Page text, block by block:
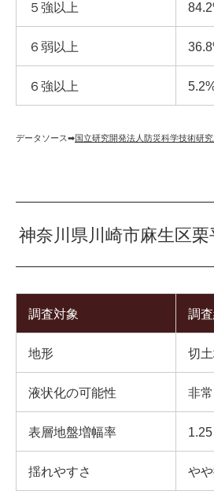
５強以上
６弱以上
６強以上
データソース➡︎国立研究開発法人防災科学技術研
神奈川県川崎市麻生区
調査対象 調
地形 切
液状化の可能性 非
表層地盤増幅率 1.25
揺れやすさ や